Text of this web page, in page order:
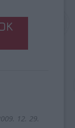
12. 29.